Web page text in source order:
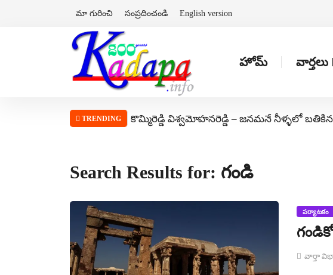
మా గురించి సంప్రదించండి English version
హోమ్ వార్తలు
TRENDING కొమ్మిరెడ్డి విశ్వమోహనరెడ్డి – జనమనే నీళ్ళలో
Search Results for: గండి
పర్యాటకం
వార్తా